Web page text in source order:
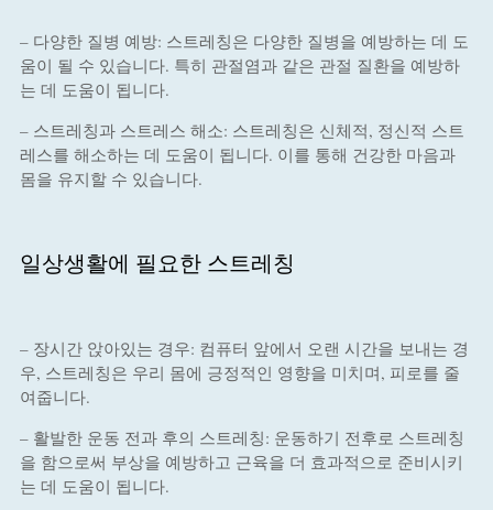
– 다양한 질병 예방: 스트레칭은 다양한 질병을 예방하는 데 도
움이 될 수 있습니다. 특히 관절염과 같은 관절 질환을 예방하
는 데 도움이 됩니다.
– 스트레칭과 스트레스 해소: 스트레칭은 신체적, 정신적 스트
레스를 해소하는 데 도움이 됩니다. 이를 통해 건강한 마음과
몸을 유지할 수 있습니다.
일상생활에 필요한 스트레칭
– 장시간 앉아있는 경우: 컴퓨터 앞에서 오랜 시간을 보내는 경
우, 스트레칭은 우리 몸에 긍정적인 영향을 미치며, 피로를 줄
여줍니다.
– 활발한 운동 전과 후의 스트레칭: 운동하기 전후로 스트레칭
을 함으로써 부상을 예방하고 근육을 더 효과적으로 준비시키
는 데 도움이 됩니다.